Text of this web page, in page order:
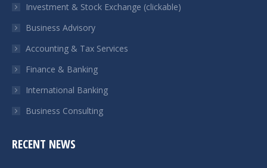
new
window
new
window
new
window
new
window
Investment & Stock Exchange (clickable)
Business Advisory
Accounting & Tax Services
Finance & Banking
International Banking
Business Consulting
RECENT NEWS